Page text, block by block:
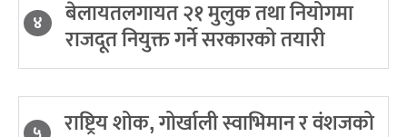
४ बेलायतलगायत २१ मुलुक तथा नियोगमा
राजदूत नियुक्त गर्ने सरकारको तयारी
राष्ट्रिय शोक, गोर्खाली स्वाभिमान र वंशजको